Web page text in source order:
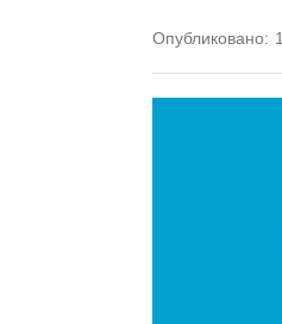
Опубликовано: